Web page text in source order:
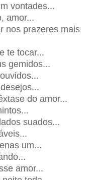
vontades...
amor...
nos prazeres mais
te tocar...
gemidos...
do amor...
suados...
um...
amor...